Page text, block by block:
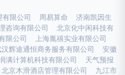
限公司 周易算命
济南凯因生
咨询有限公司
北京化中闲科技有
限公司
上海胤禧实业有限公司
汉辉途通恒商务服务有限公司
安徽
满计算机科技有限公司
天气预报
北京木滑酒店管理有限公司
九江市